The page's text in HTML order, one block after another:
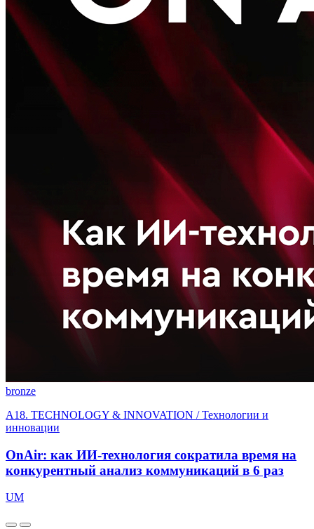
bronze
A18. TECHNOLOGY & INNOVATION / Технологии и
инновации
OnAir: как ИИ-технология сократила время на
конкурентный анализ коммуникаций в 6 раз
UM